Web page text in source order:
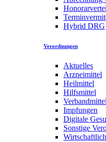
Hybrid DRG
Verordnungen
Aktuelles
Arzneimittel
Heilmittel
Hilfsmittel
Verbandmittel
Impfungen
Digitale
Sonstige